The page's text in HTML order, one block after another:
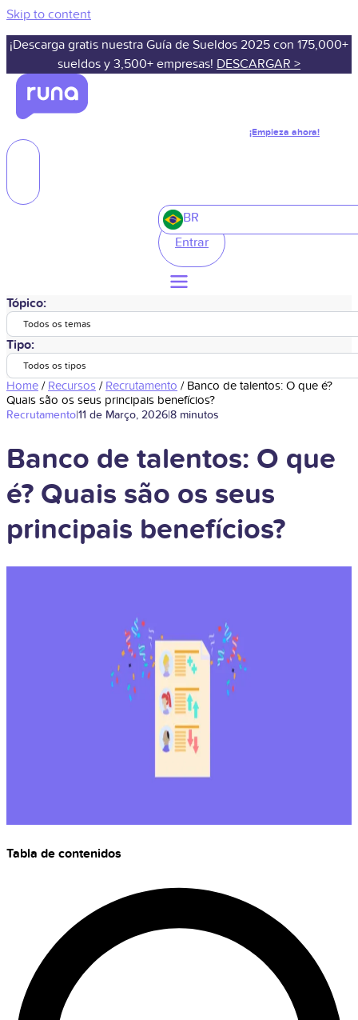
Skip to content
¡Descarga gratis nuestra Guía de Sueldos 2025 con 175,000+
sueldos y 3,500+ empresas! DESCARGAR >
¡Empieza ahora!
BR
Entrar
Tópico:
Todos os temas
Tipo:
Todos os tipos
Home / Recursos / Recrutamento / Banco de talentos: O que é?
Quais são os seus principais benefícios?
Recrutamento|11 de Março, 2026|8 minutos
Banco de talentos: O que
é? Quais são os seus
principais benefícios?
Tabla de contenidos